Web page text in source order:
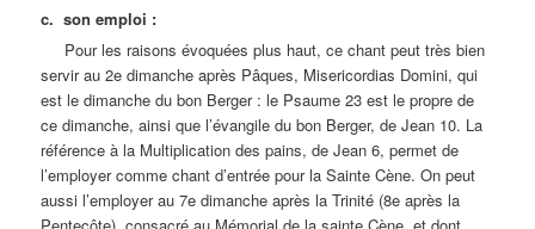
c. son emploi :
Pour les raisons évoquées plus haut, ce chant peut très bien
servir au 2e dimanche après Pâques, Misericordias Domini, qui
est le dimanche du bon Berger : le Psaume 23 est le propre de
ce dimanche, ainsi que l’évangile du bon Berger, de Jean 10. La
référence à la Multiplication des pains, de Jean 6, permet de
l’employer comme chant d’entrée pour la Sainte Cène. On peut
aussi l’employer au 7e dimanche après la Trinité (8e après la